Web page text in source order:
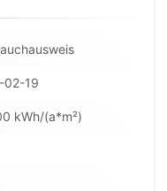
02-19
kWh/(a*m²)